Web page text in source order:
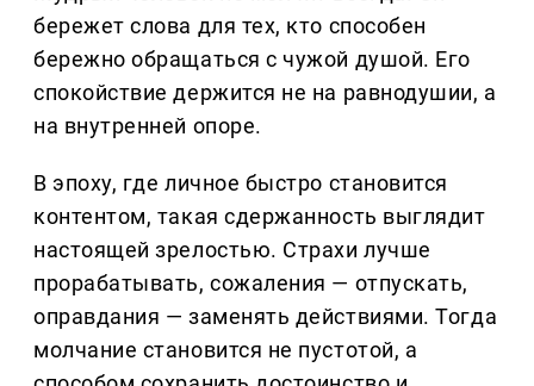
бережет слова для тех, кто способен
бережно обращаться с чужой душой. Его
спокойствие держится не на равнодушии, а
на внутренней опоре.
В эпоху, где личное быстро становится
контентом, такая сдержанность выглядит
настоящей зрелостью. Страхи лучше
прорабатывать, сожаления — отпускать,
оправдания — заменять действиями. Тогда
молчание становится не пустотой, а